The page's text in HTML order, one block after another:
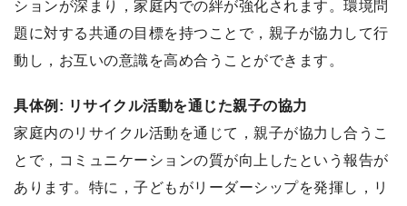
ションが深まり，家庭内での絆が強化されます。環境問
題に対する共通の目標を持つことで，親子が協力して行
動し，お互いの意識を高め合うことができます。
具体例: リサイクル活動を通じた親子の協力
家庭内のリサイクル活動を通じて，親子が協力し合うこ
とで，コミュニケーションの質が向上したという報告が
あります。特に，子どもがリーダーシップを発揮し，リ